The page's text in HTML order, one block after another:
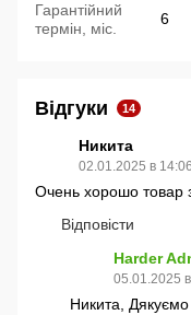
Гарантійний
термін, міс.
6
Відгуки 14
Никита
02.01.2025 в 14:06
Очень хорошо товар
Відповісти
Harder
05.01.2025
Никита,